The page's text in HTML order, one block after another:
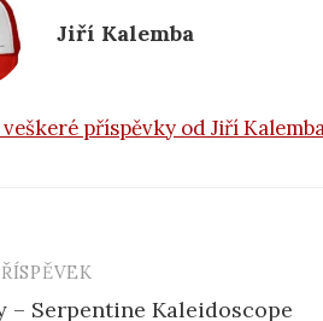
Jiří Kalemba
příspěvky od Jiří
– Serpentine Kaleidoscope